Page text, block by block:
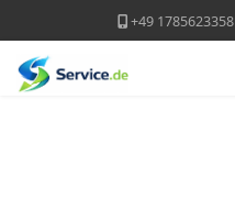
+49 1785623358